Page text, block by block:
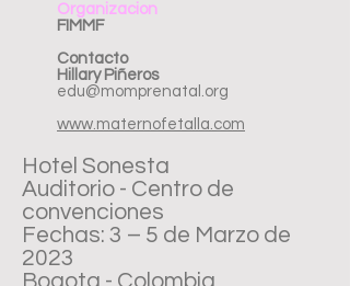
Organizacion
FIMMF
Contacto
Hillary Piñeros
edu@momprenatal.org
www.maternofetalla.com
Hotel Sonesta
Auditorio - Centro de
convenciones
Fechas: 3 – 5 de Marzo de
2023
Bogota - Colombia